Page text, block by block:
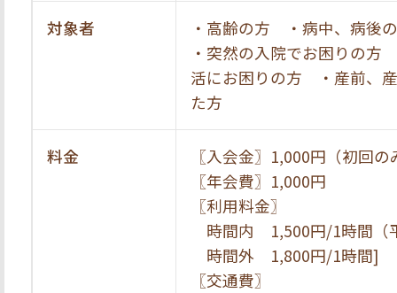
対象者
・高齢の方 ・病中、病
・突然の入院でお困りの
活にお困りの方 ・産前、
た方
料金
〖入会金〗1,000円（初回
〖年会費〗1,000円
〖利用料金〗
時間内 1,500円/1時間（
時間外 1,800円/1時間]
〖交通費〗